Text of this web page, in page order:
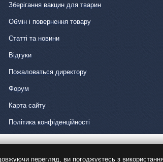
Зберігання вакцин для тварин
Обмін і повернення товару
Статті та новини
Відгуки
Пожаловаться директору
Форум
Карта сайту
Політика конфіденційності
перегляд, ви погоджуєтесь з